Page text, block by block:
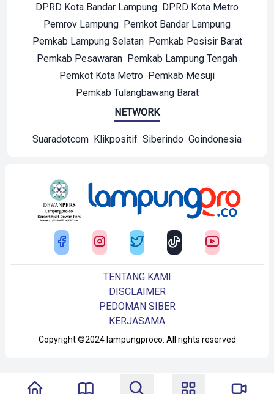
DPRD Kota Bandar Lampung DPRD Kota Metro
Pemrov Lampung Pemkot Bandar Lampung
Pemkab Lampung Selatan Pemkab Pesisir Barat
Pemkab Pesawaran Pemkab Lampung Tengah
Pemkot Kota Metro Pemkab Mesuji
Pemkab Tulangbawang Barat
NETWORK
Suaradotcom Klikpositif Siberindo Goindonesia
Copyright ©2024 lampungproco. All rights reserved
TENTANG KAMI
DISCLAIMER
PEDOMAN SIBER
KERJASAMA